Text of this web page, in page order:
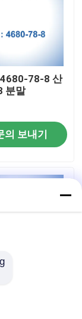
4680-78-8 산
분말
의 보내기